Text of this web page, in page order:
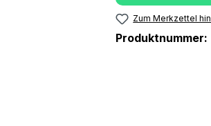
Zum Merkzettel
Produktnummer: